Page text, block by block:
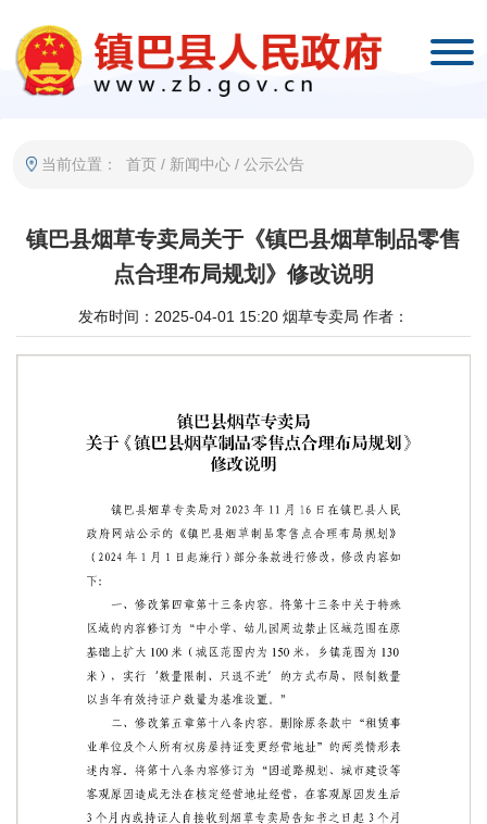
当前位置： 首页 / 新闻中心 / 公示公告
镇巴县烟草专卖局关于《镇巴县烟草制品零售
点合理布局规划》修改说明
发布时间：2025-04-01 15:20 烟草专卖局 作者：